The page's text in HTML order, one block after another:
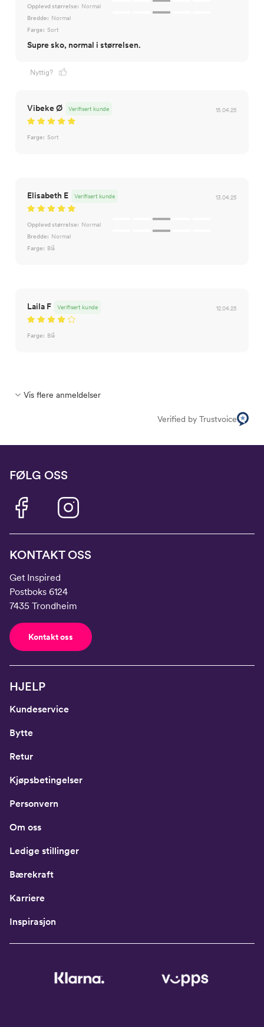
Opplevd størrelse: Normal
Bredde: Normal
Farge: Sort
Supre sko, normal i størrelsen.
Nyttig?
Vibeke Ø 15.04.25
Verifisert kunde
Farge: Sort
Elisabeth E 13.04.25
Verifisert kunde
Opplevd størrelse: Normal
Bredde: Normal
Farge: Blå
Laila F 12.04.25
Verifisert kunde
Farge: Blå
Vis flere anmeldelser
Verified by Trustvoice
FØLG OSS
KONTAKT OSS
Get Inspired
Postboks 6124
7435 Trondheim
Kontakt oss
HJELP
Kundeservice
Bytte
Retur
Kjøpsbetingelser
Personvern
Om oss
Ledige stillinger
Bærekraft
Karriere
Inspirasjon